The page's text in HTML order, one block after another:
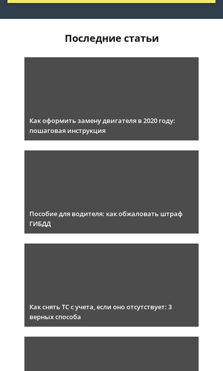
Последние статьи
Как оформить замену двигателя в 2020 году:
пошаговая инструкция
Пособие для водителя: как обжаловать штраф
ГИБДД
Как снять ТС с учета, если оно отсутствует: 3
верных способа